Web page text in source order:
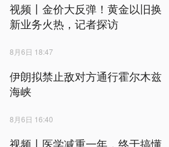
视频丨金价大反弹！黄金以旧换
新业务火热，记者探访
8月6日 18:47
伊朗拟禁止敌对方通行霍尔木兹
海峡
8月6日 16:40
视频丨医学减重一年，终于搞懂